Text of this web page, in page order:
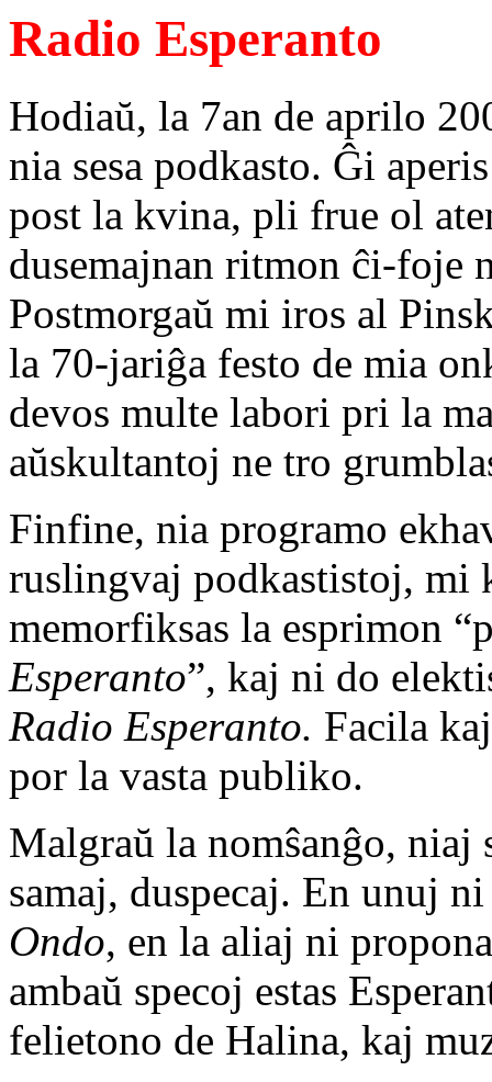
Radio Esperanto
Hodiaŭ, la 7an de aprilo
nia sesa podkasto. Ĝi
post la kvina, pli frue ol
dusemajnan ritmon ĉi-foje
Postmorgaŭ mi iros al
la 70-jariĝa festo de mia
devos multe labori pri la
aŭskultantoj ne tro
Finfine, nia programo
ruslingvaj podkastistoj, mi
memorfiksas la esprimon
Esperanto”, kaj ni do
Radio Esperanto. Facila
por la vasta publiko.
Malgraŭ la nomŝanĝo, niaj
samaj, duspecaj. En unuj
Ondo, en la aliaj ni
ambaŭ specoj estas
felietono de Halina, kaj